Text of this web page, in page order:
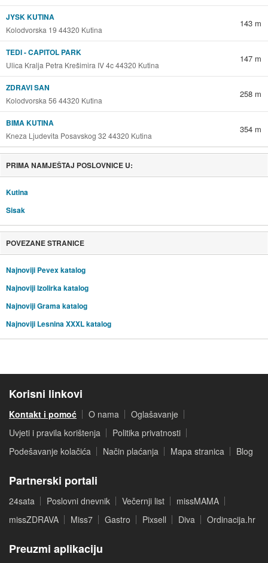
JYSK KUTINA
Kolodvorska 19 44320 Kutina
143 m
TEDI - CAPITOL PARK
Ulica Kralja Petra Krešimira IV 4c 44320 Kutina
147 m
ZDRAVI SAN
Kolodvorska 56 44320 Kutina
258 m
BIMA KUTINA
Kneza Ljudevita Posavskog 32 44320 Kutina
354 m
PRIMA NAMJEŠTAJ POSLOVNICE U:
Kutina
Sisak
POVEZANE STRANICE
Najnoviji Pevex katalog
Najnoviji Izolirka katalog
Najnoviji Grama katalog
Najnoviji Lesnina XXXL katalog
Korisni linkovi
Kontakt i pomoć O nama
Oglašavanje
Uvjeti i pravila korištenja
Politika privatnosti
Podešavanje kolačića
Način plaćanja Mapa stranica Blog
Partnerski portali
24sata Poslovni dnevnik Večernji list
missMAMA
missZDRAVA
Miss7 Gastro Pixsell Diva Ordinacija.hr
Preuzmi aplikaciju